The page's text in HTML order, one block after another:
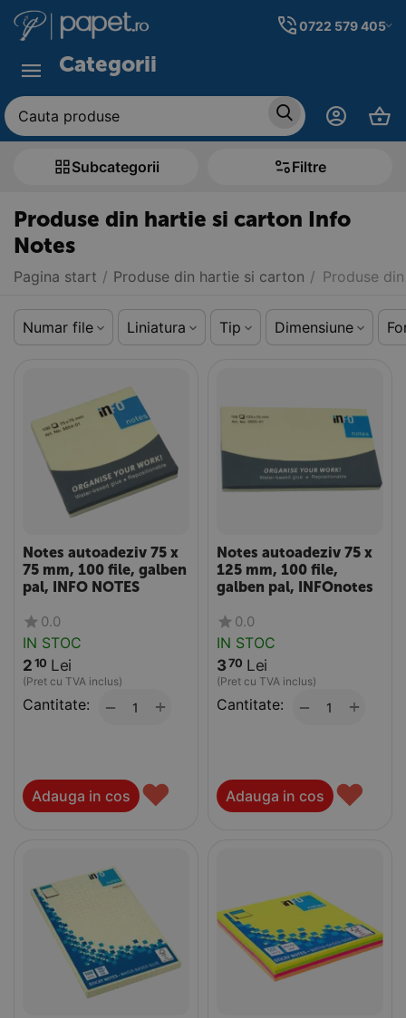
0722 579 405
Categorii
Subcategorii Filtre
Produse din hartie si carton Info
Notes
Pagina start / Produse din hartie si carton / Produse
Numar file Liniatura Tip Dimensiune
Notes autoadeziv 75 x
75 mm, 100 file, galben
pal, INFO NOTES
0.0
IN STOC
2 10 Lei
(Pret cu TVA inclus)
Cantitate: +
−
Adauga in cos ♥
Notes autoadeziv 75 x
125 mm, 100 file,
galben pal, INFOnotes
0.0
IN STOC
370 Lei
(Pret cu TVA inclus)
Cantitate: +
−
Adauga in cos ♥